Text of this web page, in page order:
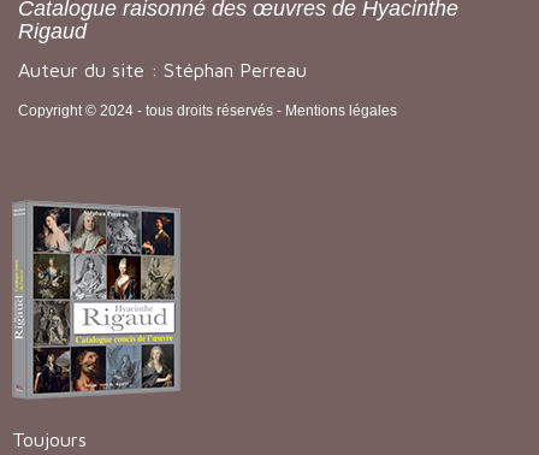
Catalogue raisonné des œuvres de Hyacinthe
Rigaud
Auteur du site : Stéphan Perreau
Copyright © 2024 - tous droits réservés - Mentions légales
Toujours